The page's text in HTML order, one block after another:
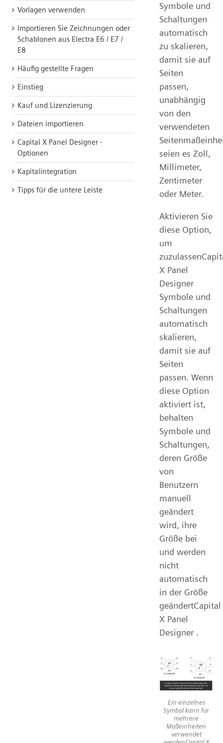
Vorlagen verwenden
Importieren Sie Zeichnungen oder
Schablonen aus Electra E6 / E7 /
E8
Häufig gestellte Fragen
Einstieg
Kauf und Lizenzierung
Dateien importieren
Capital X Panel Designer -
Optionen
Kapitalintegration
Tipps für die untere Leiste
Symbole und
Schaltungen
automatisch
zu skalieren,
damit sie auf
Seiten
passen,
unabhängig
von den
verwendeten
seien es Zoll,
Millimeter,
Zentimeter
oder Meter.
Aktivieren Sie
diese Option,
um
X Panel
Designer
Symbole und
Schaltungen
automatisch
skalieren,
damit sie auf
Seiten
passen. Wenn
diese Option
aktiviert ist,
behalten
Symbole und
Schaltungen,
deren Größe
von
Benutzern
manuell
geändert
wird, ihre
Größe bei
und werden
nicht
automatisch
in der Größe
geändertCapital
X Panel
Designer .
Ein einzelnes
Symbol kann für
mehrere
Maßeinheiten
verwendet